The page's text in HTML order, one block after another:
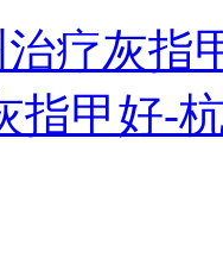
疗灰指
指甲好-